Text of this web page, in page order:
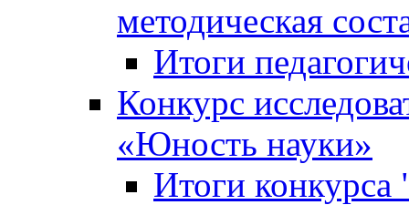
методическая
Итоги
Конкурс
«Юность науки»
Итоги